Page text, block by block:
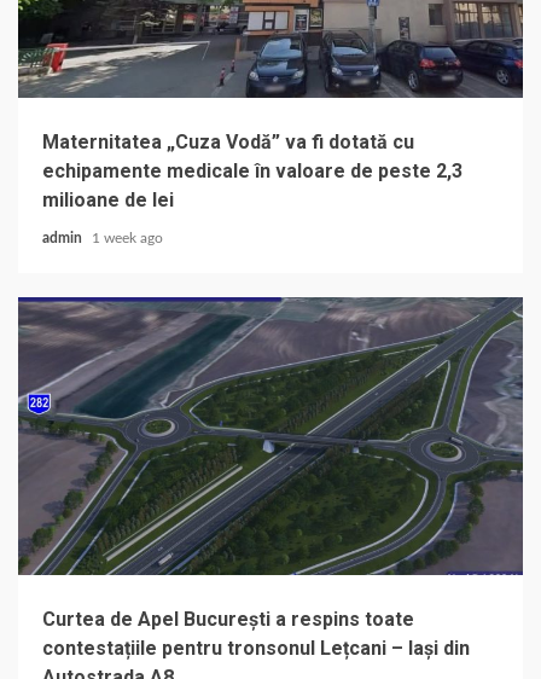
Maternitatea „Cuza Vodă” va fi dotată cu
echipamente medicale în valoare de peste 2,3
milioane de lei
admin 1 week ago
Curtea de Apel București a respins toate
contestațiile pentru tronsonul Lețcani – Iași din